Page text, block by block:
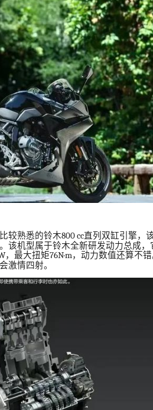
较熟悉的铃木800 cc直列双缸引擎，
该机型属于铃木全新研发动力总成
，最大扭矩76N·m，动力数值还算不
激情四射。